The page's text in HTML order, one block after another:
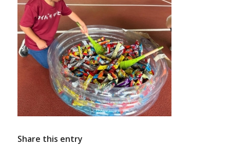
Share this entry